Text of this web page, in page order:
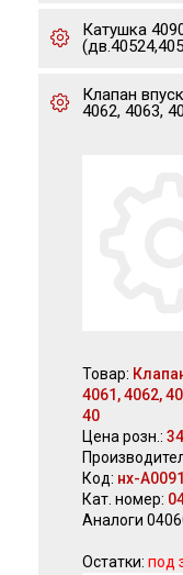
Катушка
Клапан
4062, 4063,
Товар:
4061, 4062,
40
Цена розн.:
Код: нх-
Кат. номер:
Аналоги
Остатки: под